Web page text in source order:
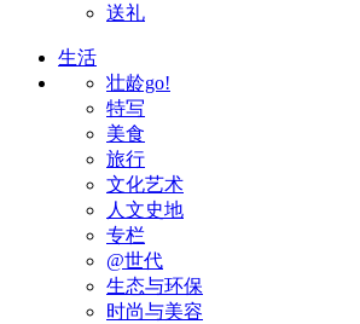
送礼
生活
壮龄go!
特写
美食
旅行
文化艺术
人文史地
专栏
@世代
生态与环保
时尚与美容